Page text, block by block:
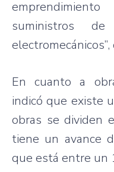
emprendimiento
suministros de
electromecánicos”,
Encuanto a
indicó que existe
obras sedividen
tiene un avance
que está entre un